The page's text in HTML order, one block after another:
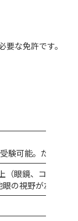
な免許です。
験可能。ただし
（眼鏡、コンタク
の視野が左右150